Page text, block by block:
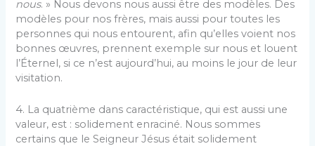
nous. » Nous devons nous aussi être des modèles. Des
modèles pour nos frères, mais aussi pour toutes les
personnes qui nous entourent, afin qu’elles voient nos
bonnes œuvres, prennent exemple sur nous et louent
l’Éternel, si ce n’est aujourd’hui, au moins le jour de leur
visitation.
4. La quatrième dans caractéristique, qui est aussi une
valeur, est : solidement enraciné. Nous sommes
certains que le Seigneur Jésus était solidement